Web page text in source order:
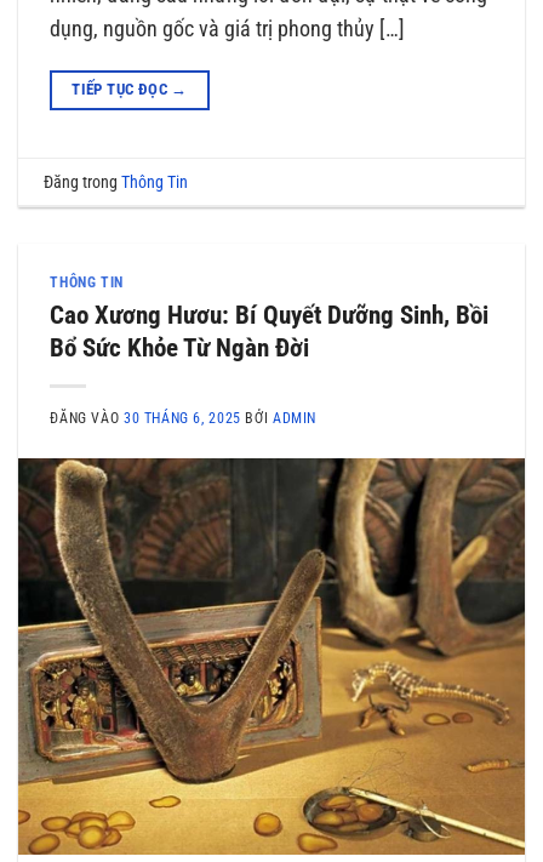
dụng, nguồn gốc và giá trị phong thủy […]
TIẾP TỤC ĐỌC →
Đăng trongThông Tin
THÔNG TIN
Cao Xương Hươu: Bí Quyết Dưỡng Sinh, Bồi
Bổ Sức Khỏe Từ Ngàn Đời
ĐĂNG VÀO 30 THÁNG 6, 2025 BỞI ADMIN